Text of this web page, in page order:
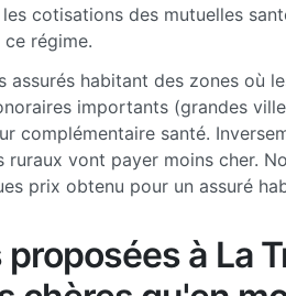
cotisations des mutuelles
régime.
assurés habitant des zones où
importants (grandes
complémentaire santé.
ruraux vont payer moins cher.
prix obtenu pour un assuré
à La